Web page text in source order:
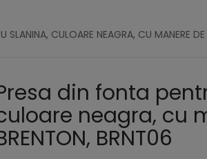
SLANINA, CULOARE NEAGRA, CU MANERE
din fonta
neagra, cu
BRNT06